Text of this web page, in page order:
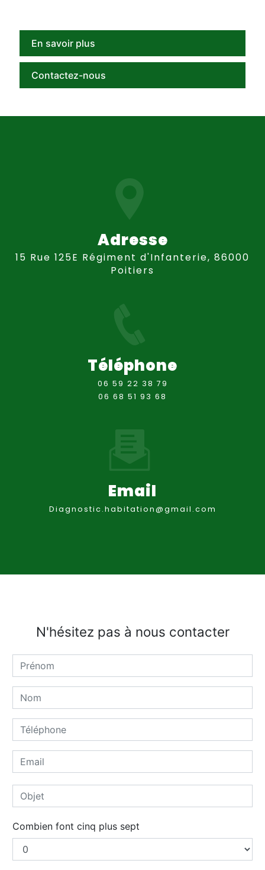
En savoir plus
Contactez-nous
Adresse
15 Rue 125E Régiment d'Infanterie, 86000
Poitiers
Téléphone
06 59 22 38 79
06 68 51 93 68
Email
diagnostic.habitation@gmail.com
N'hésitez pas à nous contacter
Combien font cinq plus sept